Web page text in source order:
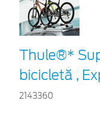
Thule®*
bicicletă ,
2143360